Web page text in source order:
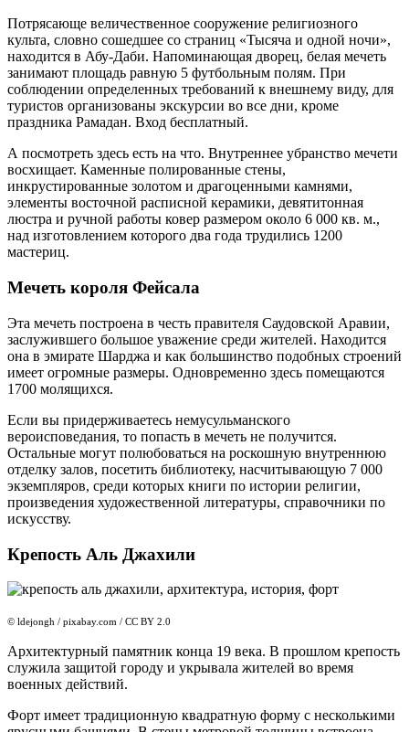
Потрясающе величественное сооружение религиозного
культа, словно сошедшее со страниц «Тысяча и одной ночи»,
находится в Абу-Даби. Напоминающая дворец, белая мечеть
занимают площадь равную 5 футбольным полям. При
соблюдении определенных требований к внешнему виду, для
туристов организованы экскурсии во все дни, кроме
праздника Рамадан. Вход бесплатный.
А посмотреть здесь есть на что. Внутреннее убранство мечети
восхищает. Каменные полированные стены,
инкрустированные золотом и драгоценными камнями,
элементы восточной расписной керамики, девятитонная
люстра и ручной работы ковер размером около 6 000 кв. м.,
над изготовлением которого два года трудились 1200
мастериц.
Мечеть короля Фейсала
Эта мечеть построена в честь правителя Саудовской Аравии,
заслужившего большое уважение среди жителей. Находится
она в эмирате Шарджа и как большинство подобных строений
имеет огромные размеры. Одновременно здесь помещаются
1700 молящихся.
Если вы придерживаетесь немусульманского
вероисповедания, то попасть в мечеть не получится.
Остальные могут полюбоваться на роскошную внутреннюю
отделку залов, посетить библиотеку, насчитывающую 7 000
экземпляров, среди которых книги по истории религии,
произведения художественной литературы, справочники по
искусству.
Крепость Аль Джахили
© ldejongh / pixabay.com / CC BY 2.0
Архитектурный памятник конца 19 века. В прошлом крепость
служила защитой городу и укрывала жителей во время
военных действий.
Форт имеет традиционную квадратную форму с несколькими